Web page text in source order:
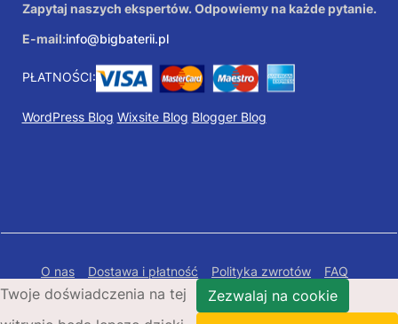
Zapytaj naszych ekspertów. Odpowiemy na każde pytanie.
E-mail:info@bigbaterii.pl
PŁATNOŚCI:
WordPress Blog Wixsite Blog Blogger Blog
O nas Dostawa i płatność Polityka zwrotów
FAQ
Polityka prywatności
Mapa Strony
Twoje doświadczenia na tej
Zezwalaj na cookie